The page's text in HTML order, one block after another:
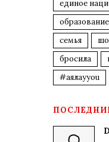
единое
образование
семья
бросила
#аялауyou